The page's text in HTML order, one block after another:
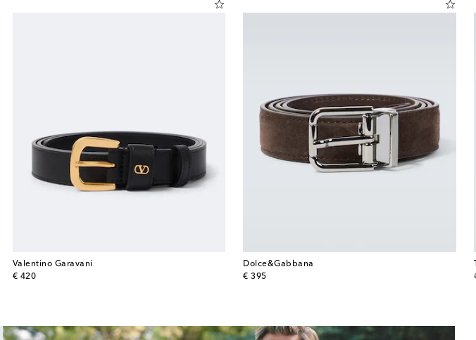
Valentino Garavani
€ 420
original price
Dolce&Gabbana
€ 395
original price